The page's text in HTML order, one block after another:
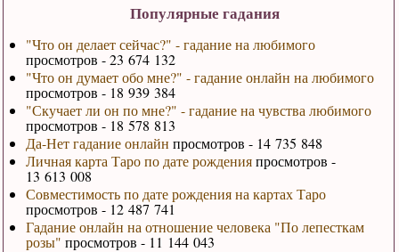
Популярные гадания
"Что он делает сейчас?" - гадание на любимого
просмотров - 23 674 132
"Что он думает обо мне?" - гадание онлайн на любимого
просмотров - 18 939 384
"Скучает ли он по мне?" - гадание на чувства любимого
просмотров - 18 578 813
Да-Нет гадание онлайн просмотров - 14 735 848
Личная карта Таро по дате рожденияпросмотров -
13 613 008
Совместимость по дате рождения на картах Таро
просмотров - 12 487 741
Гадание онлайн на отношение человека "По лепесткам
розы" просмотров - 11 144 043